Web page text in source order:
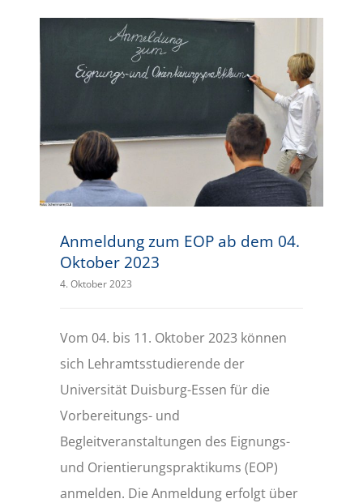
Anmeldung zum EOP ab dem 04.
Oktober 2023
4. Oktober 2023
Vom 04. bis 11. Oktober 2023 können
sich Lehramtsstudierende der
Universität Duisburg-Essen für die
Vorbereitungs- und
Begleitveranstaltungen des Eignungs-
und Orientierungspraktikums (EOP)
anmelden. Die Anmeldung erfolgt über